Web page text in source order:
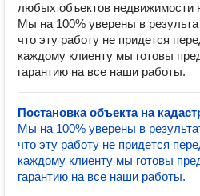
любых объектов недвижимости
Мы на 100% уверены в
что эту работу не придется
каждому клиенту мы готовы
гарантию на все наши работы.
Постановка объекта на
Мы на 100% уверены в
что эту работу не придется
каждому клиенту мы готовы
гарантию на все наши работы.